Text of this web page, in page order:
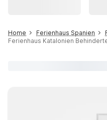
Home Ferienhaus Spanien
Ferienhaus Katalonien